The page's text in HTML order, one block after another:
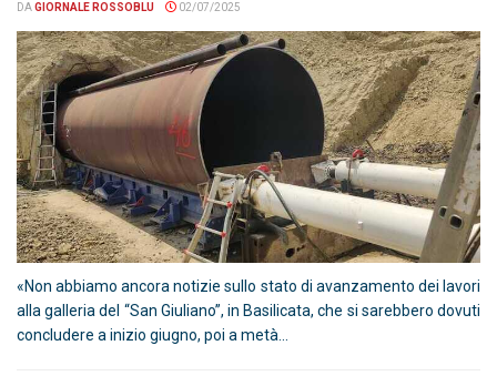
DAGIORNALE ROSSOBLU 02/07/2025
«Non abbiamo ancora notizie sullo stato di avanzamento dei lavori
alla galleria del “San Giuliano”, in Basilicata, che si sarebbero dovuti
concludere a inizio giugno, poi a metà...